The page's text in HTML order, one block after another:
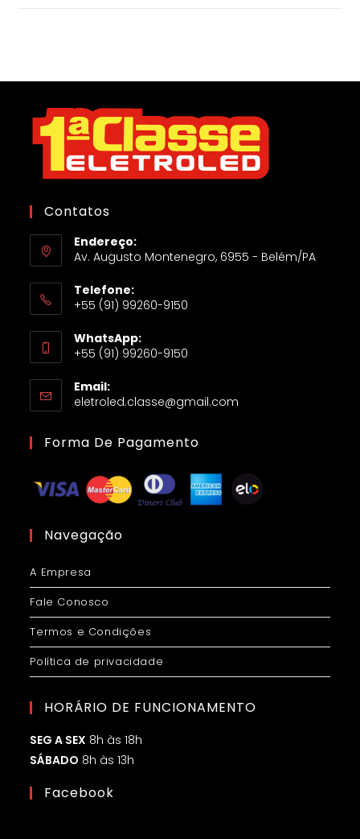
Contatos
Endereço:
Av. Augusto Montenegro, 6955 - Belém/PA
Telefone:
+55 (91) 99260-9150
WhatsApp:
+55 (91) 99260-9150
Email:
eletroled.classe@gmail.com
Forma De Pagamento
Navegação
A Empresa
Fale Conosco
Termos e Condições
Política de privacidade
HORÁRIO DE FUNCIONAMENTO
SEG A SEX 8h às 18h
SÁBADO 8h às 13h
Facebook